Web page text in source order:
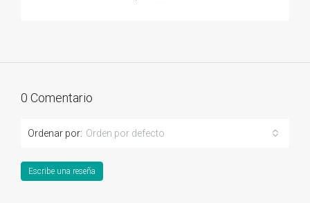
0 Comentario
Ordenar por: Orden por defecto
Escribe una reseña